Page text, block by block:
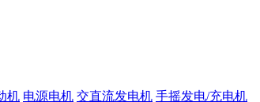
机 电源电机 交直流发电机 手摇发电/充电机